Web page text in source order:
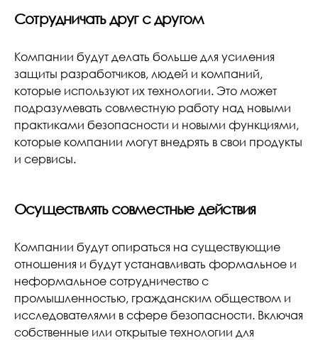
Сотрудничать друг с другом
Компании будут делать больше для усиления
защиты разработчиков, людей и компаний,
которые используют их технологии. Это может
подразумевать совместную работу над новыми
практиками безопасности и новыми функциями,
которые компании могут внедрять в свои продукты
и сервисы.
Осуществлять совместные действия
Компании будут опираться на существующие
отношения и будут устанавливать формальное и
неформальное сотрудничество с
промышленностью, гражданским обществом и
исследователями в сфере безопасности. Включая
собственные или открытые технологии для